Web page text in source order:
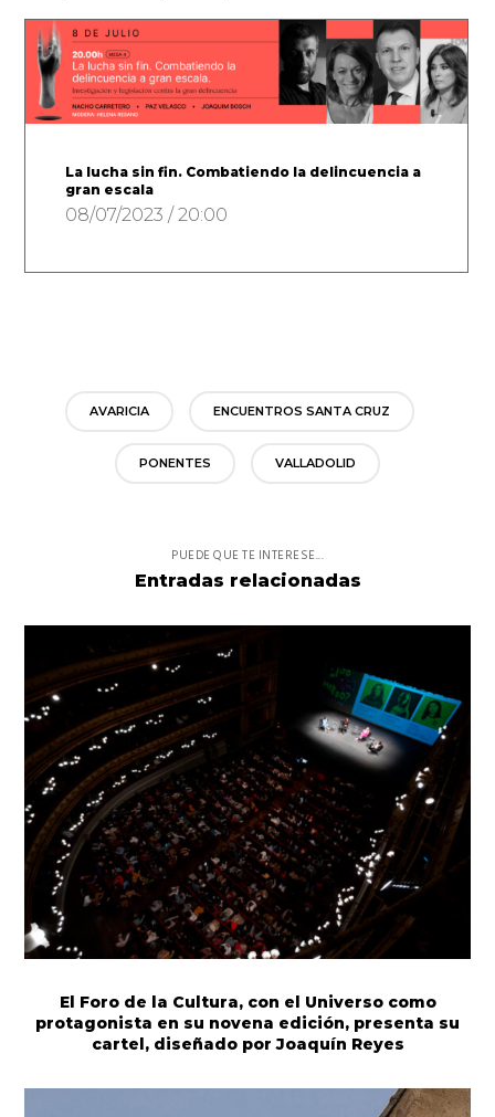
La lucha sin fin. Combatiendo la delincuencia a
gran escala
08/07/2023 / 20:00
AVARICIA ENCUENTROS SANTA CRUZ
PONENTES VALLADOLID
PUEDE QUE TE INTERESE...
Entradas relacionadas
El Foro de la Cultura, con el Universo como
protagonista en su novena edición, presenta su
cartel, diseñado por Joaquín Reyes